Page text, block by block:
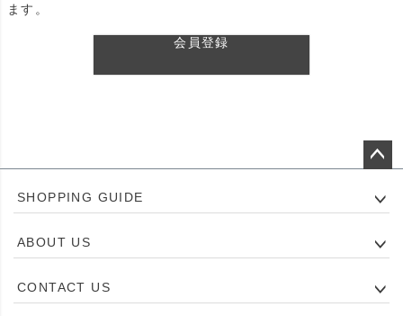
ます。
会員登録
ジト
へ
SHOPPING GUIDE
ABOUT US
CONTACT US